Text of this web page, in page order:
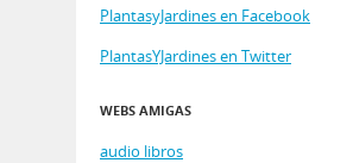
PlantasyJardines en Facebook
PlantasYJardines en Twitter
WEBS AMIGAS
audio libros